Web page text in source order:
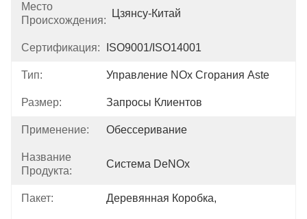
Место
Происхождения:
Цзянсу-Китай
Сертификация: ISO9001/ISO14001
Тип: Управление NOx Сгорания Aste
Размер: Запросы Клиентов
Применение: Обессеривание
Название
Продукта:
Система DeNOx
Пакет: Деревянная Коробка,